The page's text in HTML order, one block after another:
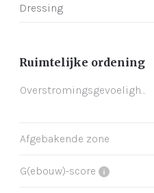
Dressing
Ruimtelijke ordening
Afgebakende zone
G(ebouw)-score